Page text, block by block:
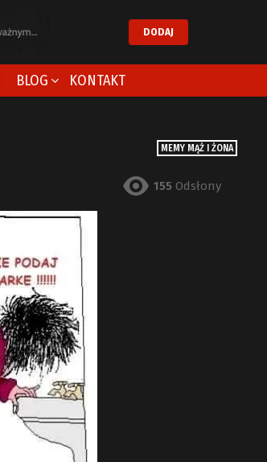
DODAJ
BLOG KONTAKT
MEMY MĄŻ I ŻONA
155 Odsłony